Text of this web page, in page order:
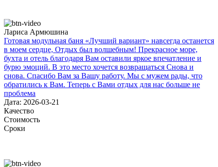
Лариса Армюшина
Готовая модульная баня «Лучший вариант» навсегда останется
в моем сердце, Отдых был волшебным! Прекрасное море,
бухта и отель благодаря Вам оставили яркое впечатление и
бурю эмоций. В это место хочется возвращаться Снова и
снова. Спасибо Вам за Вашу работу. Мы с мужем рады, что
обратились к Вам. Теперь с Вами отдых для нас больше не
проблема
Дата: 2026-03-21
Качество
Стоимость
Сроки